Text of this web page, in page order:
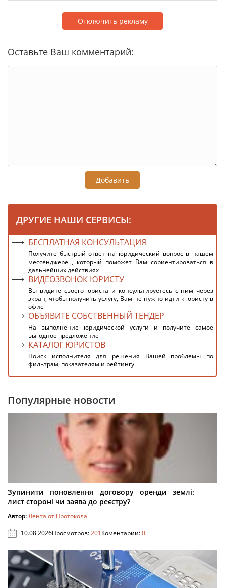
Отключить рекламу
Оставьте Ваш комментарий:
Добавить
ДРУГИЕ НАШИ СЕРВИСЫ:
БЕСПЛАТНАЯ КОНСУЛЬТАЦИЯ
Получите быстрый ответ на юридический вопрос в нашем
мессенджере , который поможет Вам сориентироваться в
дальнейших действиях
ВИДЕОЗВОНОК ЮРИСТУ
Вы видите своего юриста и консультируетесь с ним через
экран, чтобы получить услугу, Вам не нужно идти к юристу в
офис
ОБЪЯВИТЕ СОБСТВЕННЫЙ ТЕНДЕР
На выполнение юридической услуги и получите самое
выгодное предложение
КАТАЛОГ ЮРИСТОВ
Поиск исполнителя для решения Вашей проблемы по
фильтрам, показателям и рейтингу
Популярные новости
Зупинити поновлення договору оренди землі:
лист стороні чи заява до реєстру?
Автор:Лента от Протокола
10.08.2026Просмотров:201Коментарии:0